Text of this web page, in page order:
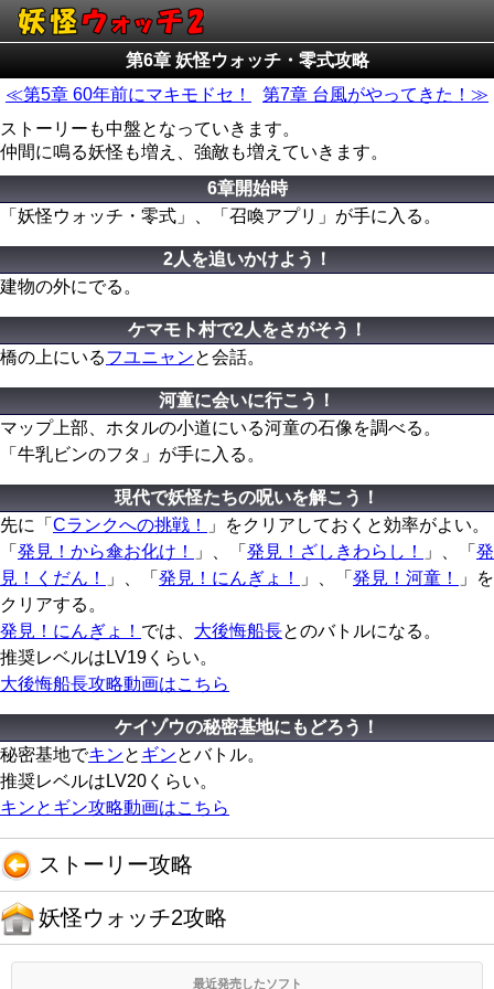
第6章 妖怪ウォッチ・零式攻略
≪第5章 60年前にマキモドセ！
第7章 台風がやってきた！≫
ストーリーも中盤となっていきます。
仲間に鳴る妖怪も増え、強敵も増えていきます。
6章開始時
「妖怪ウォッチ・零式」、「召喚アプリ」が手に入る。
2人を追いかけよう！
建物の外にでる。
ケマモト村で2人をさがそう！
橋の上にいるフユニャンと会話。
河童に会いに行こう！
マップ上部、ホタルの小道にいる河童の石像を調べる。
「牛乳ビンのフタ」が手に入る。
現代で妖怪たちの呪いを解こう！
先に「 Cランクへの挑戦！
」をクリアしておくと効率がよい。
「 発見！から傘お化け！ 」、「 発見！ざしきわらし！ 」、「 発
見！くだん！
」、「 発見！にんぎょ！ 」、「 発見！河童！
」を
クリアする。
発見！にんぎょ！ では、 大後悔船長とのバトルになる。
推奨レベルはLV19くらい。
大後悔船長攻略動画はこちら
ケイゾウの秘密基地にもどろう！
秘密基地でキンと ギンとバトル。
推奨レベルはLV20くらい。
キンとギン攻略動画はこちら
ストーリー攻略
妖怪ウォッチ2攻略
最近発売したソフト